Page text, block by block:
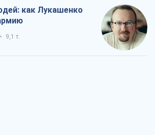
как Лукашенко
9,1 т.